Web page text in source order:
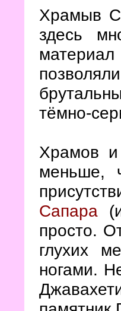
Храмыв
здесь
тёмно-
Храмов
меньше,
Сапара
просто.
глухих
ногами.